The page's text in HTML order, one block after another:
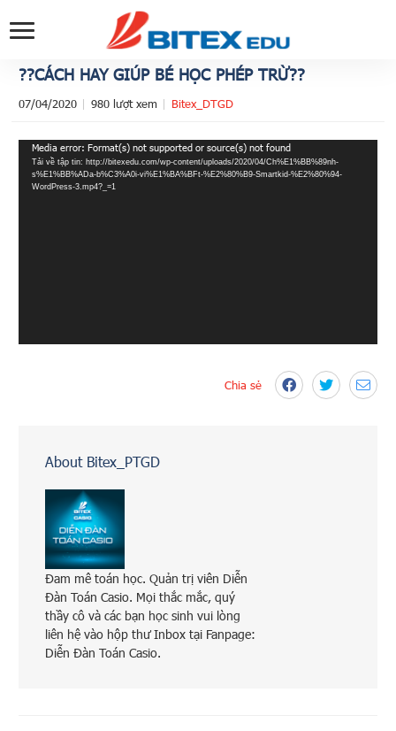
??CÁCH HAY GIÚP BÉ HỌC PHÉP TRỪ??
07/04/2020 980 lượt xem Bitex_DTGD
Trình
chơi
Video
Media error: Format(s) not supported or source(s) not found
Tải về tập tin: http://bitexedu.com/wp-content/uploads/2020/04/Ch%E1%BB%89nh-
s%E1%BB%ADa-b%C3%A0i-vi%E1%BA%BFt-%E2%80%B9-Smartkid-%E2%80%94-
WordPress-3.mp4?_=1
Chia sẻ
About Bitex_PTGD
Đam mê toán học. Quản trị viên Diễn
Đàn Toán Casio. Mọi thắc mắc, quý
thầy cô và các bạn học sinh vui lòng
liên hệ vào hộp thư Inbox tại Fanpage:
Diễn Đàn Toán Casio.